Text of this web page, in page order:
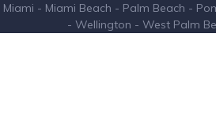
Miami - Miami Beach - Palm Beach -
- Wellington - West Palm